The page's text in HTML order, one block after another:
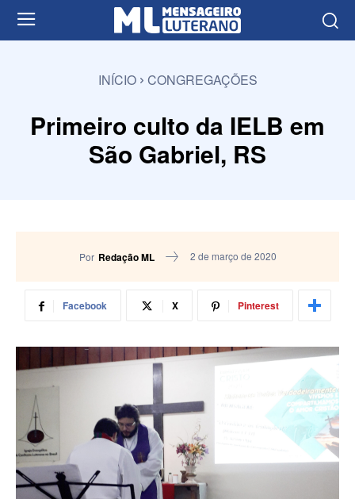
INÍCIO CONGREGAÇÕES
Primeiro culto da IELB em
São Gabriel, RS
Por Redação ML 2 de março de 2020
Facebook X Pinterest